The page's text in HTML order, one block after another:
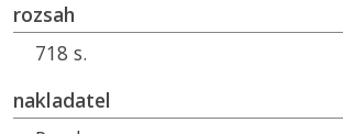
rozsah
718 s.
nakladatel